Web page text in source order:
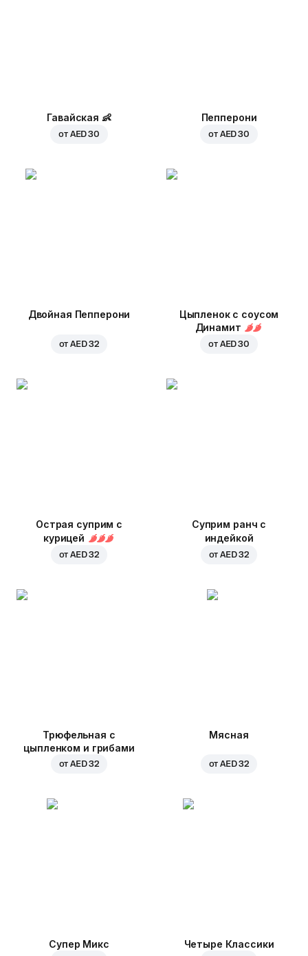
Гавайская 👶
от AED 30
Пепперони
от AED 30
Двойная Пепперони
отAED 32
Цыпленок с соусом
Динамит
от AED 30
Острая суприм с
курицей
отAED 32
Суприм ранч с
индейкой
отAED 32
Трюфельная с
цыпленком и грибами
отAED 32
Мясная
отAED 32
Супер Микс Четыре Классики